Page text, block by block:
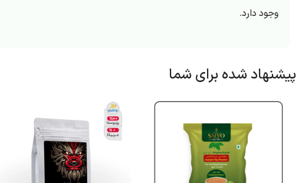
وجود دارد.
پیشنهاد شده برای شما